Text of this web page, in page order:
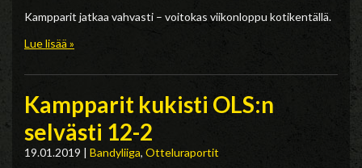
Kampparit jatkaa vahvasti – voitokas viikonloppu kotikentällä.
Lue lisää »
Kampparit kukisti OLS:n
selvästi 12-2
19.01.2019 | Bandyliiga, Otteluraportit